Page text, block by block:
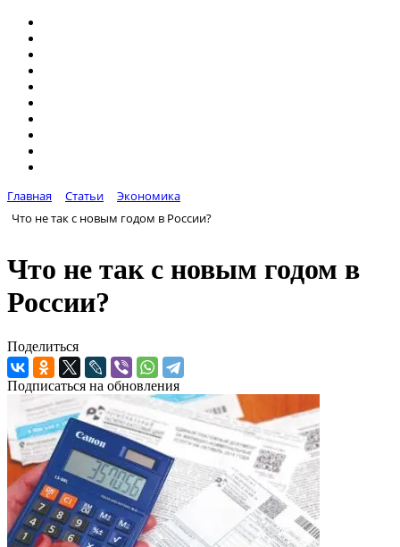
Главная Статьи
Экономика
Что не так с новым годом в России?
Что не так с новым годом в
России?
Поделиться
Подписаться на обновления